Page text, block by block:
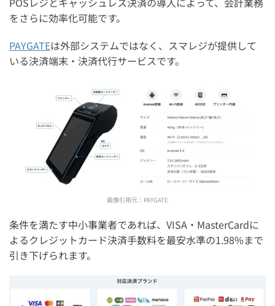
をさらに効率化可能です。
PAYGATEは外部システムではなく、スマレジが提供して
いる決済端末・決済代行サービスです。
画像引用元： PAYGATE
条件を満たす中小事業者であれば、VISA・MasterCardに
よるクレジットカード決済手数料を最安水準の1.98%まで
引き下げられます。